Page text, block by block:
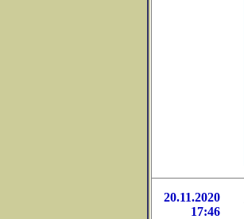
20.11.2020
17:46